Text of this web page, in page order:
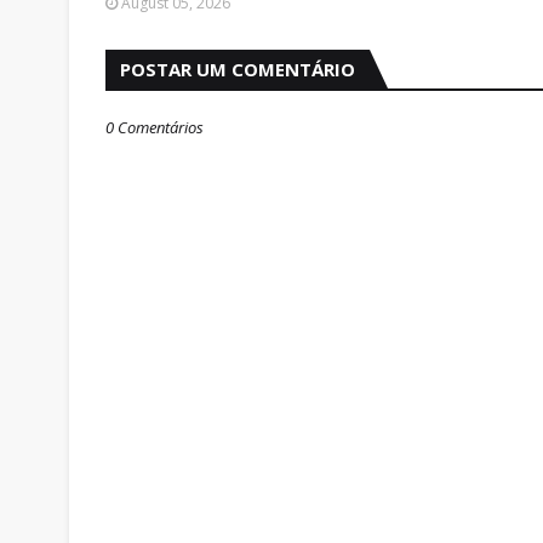
POSTAR UM COMENTÁRIO
0 Comentários